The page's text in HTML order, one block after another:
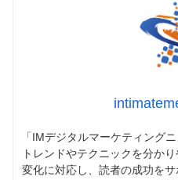
「IMデジタルマーケティング
トレンドやテクニックを分か
変化に対応し、読者の成功を